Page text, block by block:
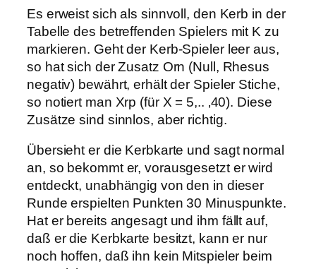
Es erweist sich als sinnvoll, den Kerb in der
Tabelle des betreffenden Spielers mit K zu
markieren. Geht der Kerb-Spieler leer aus,
so hat sich der Zusatz Orn (Null, Rhesus
negativ) bewährt, erhält der Spieler Stiche,
so notiert man Xrp (für X = 5,.. ‚40). Diese
Zusätze sind sinnlos, aber richtig.
Übersieht er die Kerbkarte und sagt normal
an, so bekommt er, vorausgesetzt er wird
entdeckt, unabhängig von den in dieser
Runde erspielten Punkten 30 Minuspunkte.
Hat er bereits angesagt und ihm fällt auf,
daß er die Kerbkarte besitzt, kann er nur
noch hoffen, daß ihn kein Mitspieler beim